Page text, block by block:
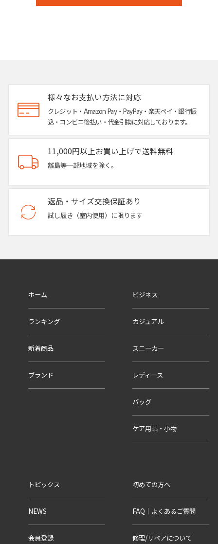
様々なお支払い方法に対応
クレジット・Amazon Pay・PayPay・楽天ペイ・銀行振
込・コンビニ後払い・代金引換に対応しております。
11,000円以上お買い上げで送料無料
離島等一部地域を除く。
返品・サイズ交換保証あり
試し履き（室内使用）に限ります
ホーム
ランキング
新着商品
ブランド
ビジネス
カジュアル
スニーカー
レディース
バッグ
ケア用品・小物
トピックス
NEWS
会員登録
初めての方へ
FAQ｜よくあるご質問
修理/リペアについて